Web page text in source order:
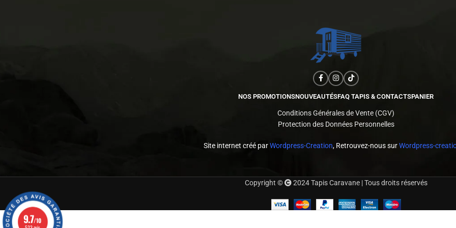
NOS PROMOTIONSNOUVEAUTÉSFAQ TAPIS & CONTACTSPANIER
Conditions Générales de Vente (CGV)
Protection des Données Personnelles
Site internet créé parWordpress-Creation, Retrouvez-nous surWordpress-
Copyright © 2024 Tapis Caravane | Tous droits réservés
9.7/10